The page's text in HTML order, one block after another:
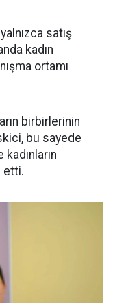
satış
kadın
ortamı
birbirlerinin
bu sayede
etti.